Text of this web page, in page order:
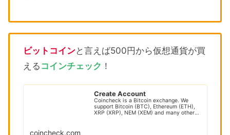
ビットコインと言えば500円から仮想通貨が買
える コインチェック ！
Create Account
Coincheck is a Bitcoin exchange. We
support Bitcoin (BTC), Ethereum (ETH),
XRP (XRP), NEM (XEM) and many other
coincheck.com